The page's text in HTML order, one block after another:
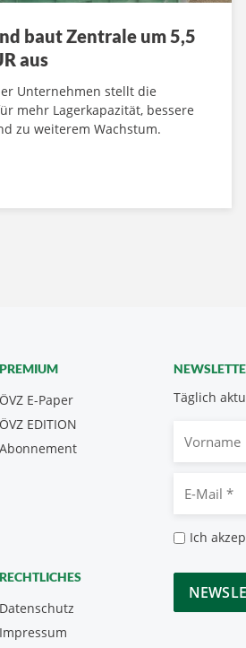
baut Zentrale um 5,5
aus
Unternehmen stellt die
mehr Lagerkapazität, bessere
zu weiterem Wachstum.
Täglich
Mail
Ich
CAPTCHA
PREMIUM
ÖVZ E-Paper
Abonnement
ÖVZ EDITION
RECHTLICHES
Datenschutz
Impressum